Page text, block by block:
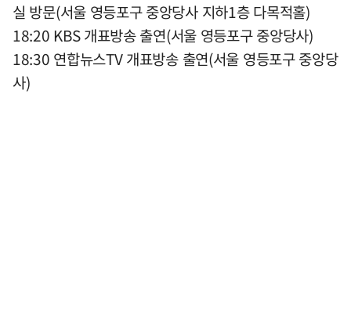
실 방문(서울 영등포구 중앙당사 지하1층 다목적홀)
18:20 KBS 개표방송 출연(서울 영등포구 중앙당사)
18:30 연합뉴스TV 개표방송 출연(서울 영등포구 중앙당
사)